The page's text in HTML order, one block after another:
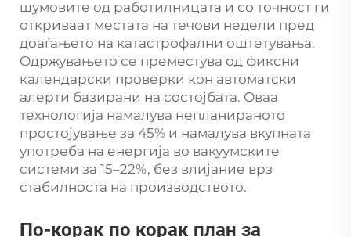
шумовите од работилницата и со точност ги
откриваат местата на течови недели пред
доаѓањето на катастрофални оштетувања.
Одржувањето се преместува од фиксни
календарски проверки кон автоматски
алерти базирани на состојбата. Оваа
технологија намалува непланираното
простојување за 45% и намалува вкупната
употреба на енергија во вакуумските
системи за 15–22%, без влијание врз
стабилноста на производството.
По-корак по корак план за